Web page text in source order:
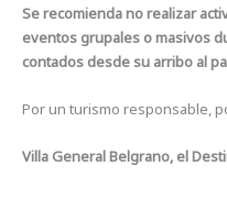
Se recomienda no realizar
eventos grupales o masivos
contados desde su arribo al
Por un turismo responsable,
Villa General Belgrano, el